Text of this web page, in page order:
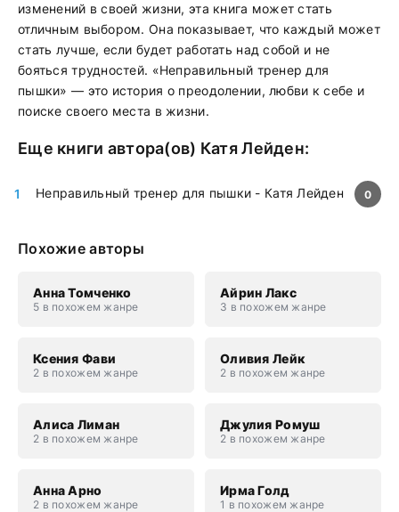
изменений в своей жизни, эта книга может стать
отличным выбором. Она показывает, что каждый может
стать лучше, если будет работать над собой и не
бояться трудностей. «Неправильный тренер для
пышки» — это история о преодолении, любви к себе и
поиске своего места в жизни.
Еще книги автора(ов) Катя Лейден:
Неправильный тренер для пышки - Катя Лейден 0
Похожие авторы
Анна Томченко
5 в похожем жанре
Айрин Лакс
3 в похожем жанре
Ксения Фави
2 в похожем жанре
Оливия Лейк
2 в похожем жанре
Алиса Лиман
2 в похожем жанре
Джулия Ромуш
2 в похожем жанре
Анна Арно
2 в похожем жанре
Ирма Голд
1 в похожем жанре